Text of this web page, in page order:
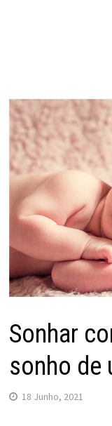
Sonhar
sonho de
18 Junho, 2021